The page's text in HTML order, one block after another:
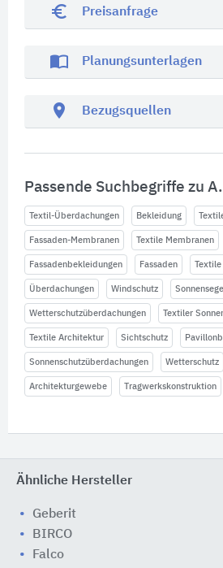
euro_symbol Preisanfrage
import_contacts Planungsunterlagen
location_on Bezugsquellen
Passende Suchbegriffe zu
Textil-Überdachungen Bekleidung
Fassaden-Membranen Textile Membranen
Fassadenbekleidungen Fassaden Textile
Überdachungen Windschutz Sonnensegel
Wetterschutzüberdachungen Textiler
Textile Architektur Sichtschutz
Sonnenschutzüberdachungen Wetterschutz
Architekturgewebe Tragwerkskonstruktion
Ähnliche Hersteller
Geberit
BIRCO
Falco